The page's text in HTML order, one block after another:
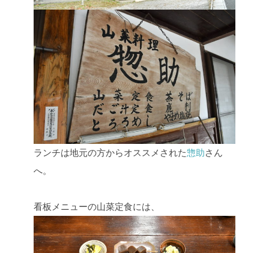
ランチは地元の方からオススメされた惣助さん
へ。
看板メニューの山菜定食には、